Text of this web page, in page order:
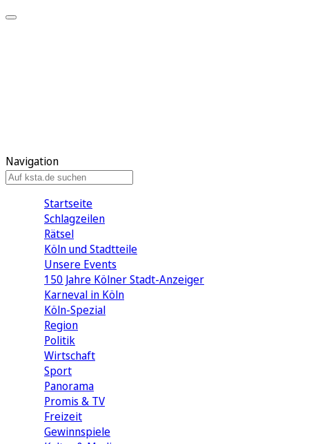
Navigation
Startseite
Schlagzeilen
Rätsel
Köln und Stadtteile
Unsere Events
150 Jahre Kölner Stadt-Anzeiger
Karneval in Köln
Köln-Spezial
Region
Politik
Wirtschaft
Sport
Panorama
Promis & TV
Freizeit
Gewinnspiele